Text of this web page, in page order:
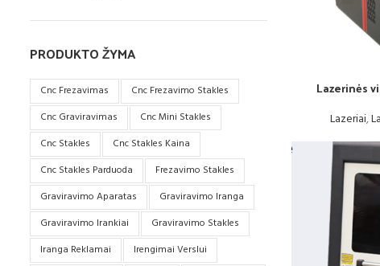
PRODUKTO ŽYMA
Cnc Frezavimas
Cnc Frezavimo Stakles
Cnc Graviravimas
Cnc Mini Stakles
Cnc Stakles
Cnc Stakles Kaina
Cnc Stakles Parduoda
Frezavimo Stakles
Graviravimo Aparatas
Graviravimo Iranga
Graviravimo Irankiai
Graviravimo Stakles
Iranga Reklamai
Irengimai Verslui
Lazerinės
Lazeriai,